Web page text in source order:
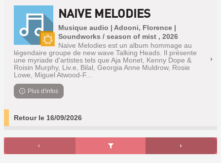
Nouveauté
NAIVE MELODIES
Musique audio | Adooni, Florence |
Soundworks / season of mist , 2026
Naive Melodies est un album hommage au
légendaire groupe de new wave Talking Heads. Il présente
une myriade d'artistes tels que Aja Monet, Kenny Dope &
Roisin Murphy, Liv.e, Bilal, Georgia Anne Muldrow, Rosie
Lowe, Miguel Atwood-F...
Plus d'infos
Retour le 16/09/2026